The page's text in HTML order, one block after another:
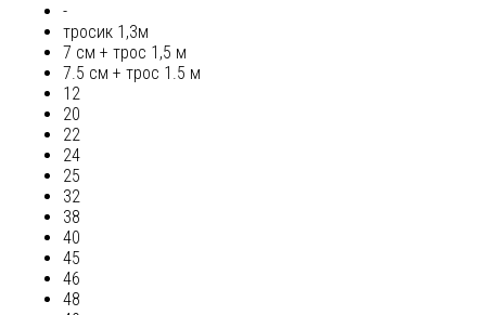
-
тросик 1,3м
7 см + трос 1,5 м
7.5 см + трос 1.5 м
12
20
22
24
25
32
38
40
45
46
48